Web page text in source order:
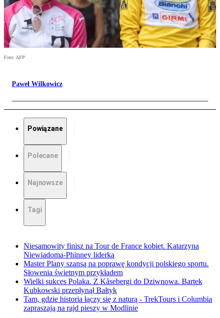
Foto: AFP
Paweł Wilkowicz
Powiązane
Polecane
Najnowsze
Tagi
Niesamowity finisz na Tour de France kobiet. Katarzyna
Niewiadoma-Phinney liderką
Master Plany szansą na poprawę kondycji polskiego sportu.
Słowenia świetnym przykładem
Wielki sukces Polaka. Z Kåsebergi do Dziwnowa. Bartek
Kubkowski przepłynął Bałtyk
Tam, gdzie historia łączy się z naturą - TrekTours i Columbia
zapraszają na rajd pieszy w Modlinie